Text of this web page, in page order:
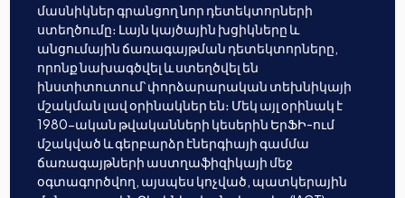
մասնիկներ գրանցող նոր դետեկտորների
ստեղծումը։ Լայն կայծային խցիկները և
անցումային ճառագայթման դետեկտորները,
որոնք նախագծվել և ստեղծվել են
ինստիտուտում՝ փորձարարական տեխնիկայի
մշակման լավ օրինակներ են։ Մեկ այլ օրինակ է
1980-ական թվականների կեսերին ԵրՖԻ-ում
մշակված և գերբարձր էներգիայի գամմա
ճառագայթների աստղաֆիզիկայի մեջ
օգտագործվող, այսպես կոչված, պատկերային